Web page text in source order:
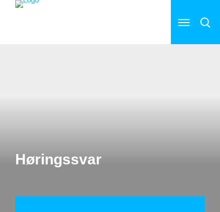
Høringssvar